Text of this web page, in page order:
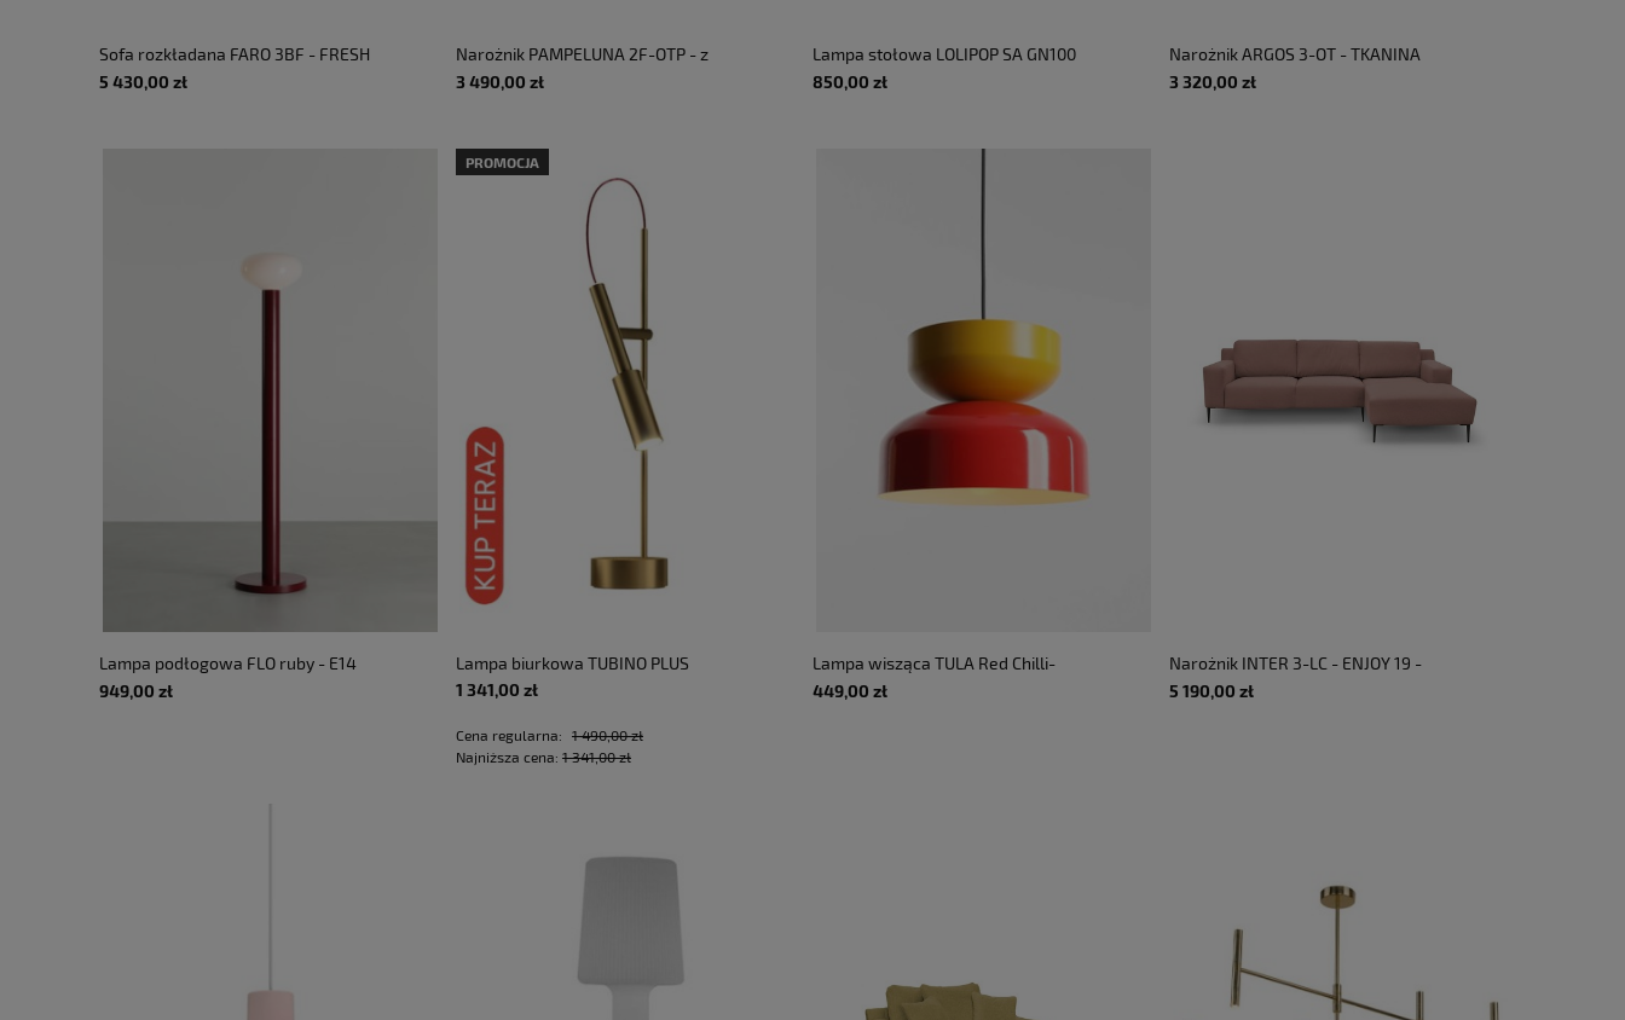
Sofa rozkładana FARO 3BF - FRESH
12
5 430,00 zł
Narożnik PAMPELUNA 2F-OTP - z
funkcją spania i pojemnikiem
3 490,00 zł
Lampa stołowa LOLIPOP SA GN100
- 4W E27 230V AC 50 Hz IP20 -
850,00 zł
Narożnik ARGOS 3-OT - TKANINA
SZTRUKS 02
3 320,00 zł
Lampa podłogowa FLO ruby - E14
LED 10W 230V IP20
949,00 zł
Lampa biurkowa TUBINO PLUS
bronze - PANZERI - DOSTĘPNA OD
1 341,00 zł
Cena regularna:
1 490,00 zł
Najniższa cena: 1 341,00 zł
PROMOCJA
Lampa wisząca TULA Red Chilli-
Mustard - E27 LED 15W 230V 50 Hz
449,00 zł
Narożnik INTER 3-LC - ENJOY 19 -
bez funkcji spania i pojemnika
5 190,00 zł